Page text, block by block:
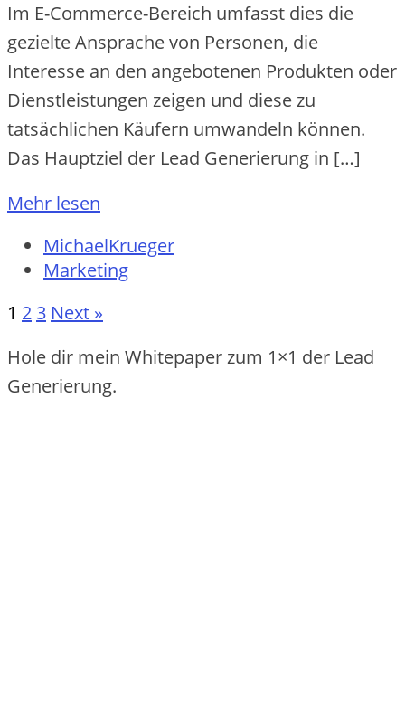
Im E-Commerce-Bereich umfasst dies die
gezielte Ansprache von Personen, die
Interesse an den angebotenen Produkten oder
Dienstleistungen zeigen und diese zu
tatsächlichen Käufern umwandeln können.
Das Hauptziel der Lead Generierung in […]
Mehr lesen
MichaelKrueger
Marketing
1 2 3 Next »
Hole dir mein Whitepaper zum 1×1 der Lead
Generierung.